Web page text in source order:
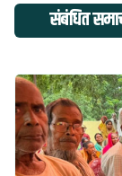
संबंधित